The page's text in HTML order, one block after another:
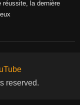
réussite, la dernière
reserved.